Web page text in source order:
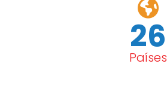
26
Países